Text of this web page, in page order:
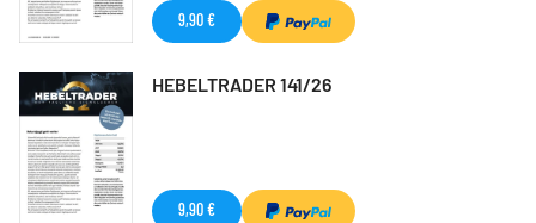
9,90 €
HEBELTRADER 141/26
9,90 €